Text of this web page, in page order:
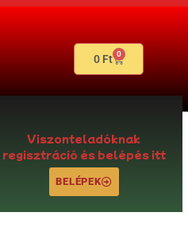
0 Ft 0
Viszonteladóknak
regisztráció és belépés itt
BELÉPEK